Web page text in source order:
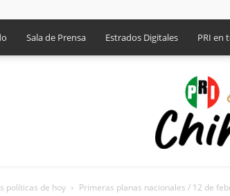
Sala de Prensa Estrados Digitales PRI en
políticas de hoy Primeras planas nacionales / 12 de